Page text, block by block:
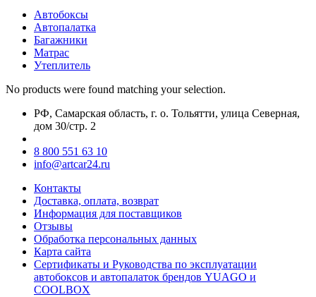
Автобоксы
Автопалатка
Багажники
Матрас
Утеплитель
No products were found matching your selection.
РФ, Самарская область, г. о. Тольятти, улица Северная,
дом 30/стр. 2
8 800 551 63 10
info@artcar24.ru
Контакты
Доставка, оплата, возврат
Информация для поставщиков
Отзывы
Обработка персональных данных
Карта сайта
Сертификаты и Руководства по эксплуатации
автобоксов и автопалаток брендов YUAGO и
COOLBOX